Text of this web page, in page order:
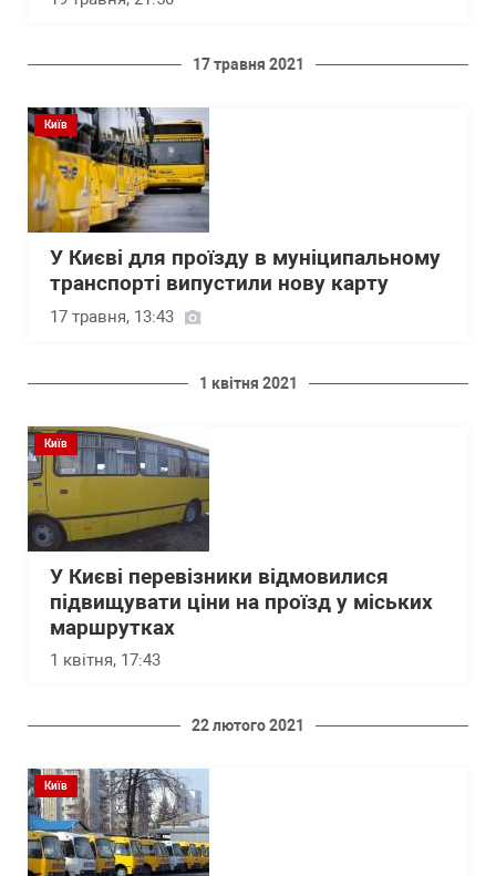
17 травня 2021
Київ
У Києві для проїзду в муніципальному
транспорті випустили нову карту
17 травня, 13:43
1 квітня 2021
Київ
У Києві перевізники відмовилися
підвищувати ціни на проїзд у міських
маршрутках
1 квітня, 17:43
22 лютого 2021
Київ